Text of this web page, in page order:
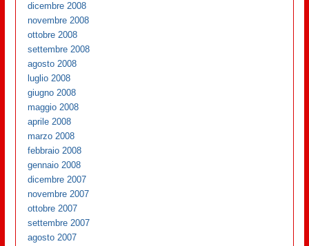
dicembre 2008
novembre 2008
ottobre 2008
settembre 2008
agosto 2008
luglio 2008
giugno 2008
maggio 2008
aprile 2008
marzo 2008
febbraio 2008
gennaio 2008
dicembre 2007
novembre 2007
ottobre 2007
settembre 2007
agosto 2007